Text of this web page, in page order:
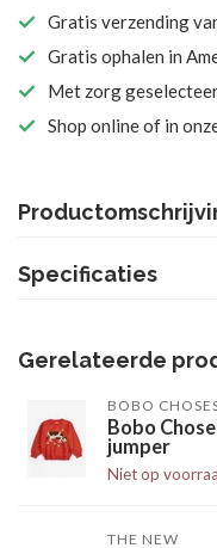
Gratis verzending
Gratis ophalen in
Met zorg
Shop online of in
Specificaties
Gerelateerde
BOBO
Bobo
jumper
Niet op
THE NEW